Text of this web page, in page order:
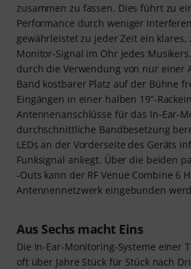
zusammen zu fassen. Dies führt zu
Performance durch weniger
gewährleistet zu jeder Zeit ein klares,
Monitor-Signal im Ohr jedes
durch die Verwendung von nur einer
Band kostbarer Platz auf der Bühne
Eingängen in einer halben 19“-
Antennenanschlüsse für das In-Ear-
durchschnittliche Bandbesetzung
LEDs an der Vorderseite des Geräts
Funksignal anliegt. Über die beiden
-Outs kann der RF Venue Combine 6
Antennennetzwerk eingebunden
Aus Sechs macht Eins
Die In-Ear-Monitoring-Systeme einer
oft über Jahre Stück für Stück nach